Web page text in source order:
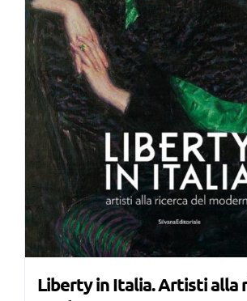
Liberty in Italia. Artisti alla